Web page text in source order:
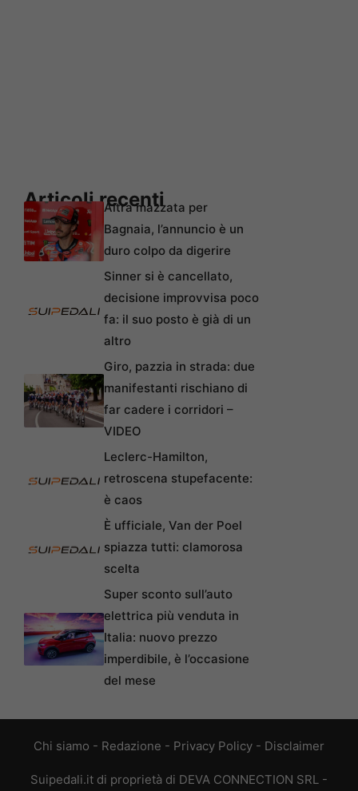
Articoli recenti
Altra mazzata per
Bagnaia, l’annuncio è un
duro colpo da digerire
Sinner si è cancellato,
decisione improvvisa poco
fa: il suo posto è già di un
altro
Giro, pazzia in strada: due
manifestanti rischiano di
far cadere i corridori –
VIDEO
Leclerc-Hamilton,
retroscena stupefacente:
è caos
È ufficiale, Van der Poel
spiazza tutti: clamorosa
scelta
Super sconto sull’auto
elettrica più venduta in
Italia: nuovo prezzo
imperdibile, è l’occasione
del mese
Chi siamo - Redazione - Privacy Policy - Disclaimer
Suipedali.it di proprietà di DEVA CONNECTION SRL -